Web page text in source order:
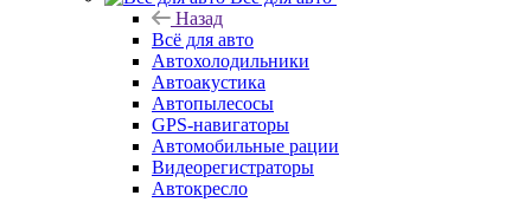
Назад
Всё для авто
Автохолодильники
Автоакустика
Автопылесосы
GPS-навигаторы
Автомобильные рации
Видеорегистраторы
Автокресло